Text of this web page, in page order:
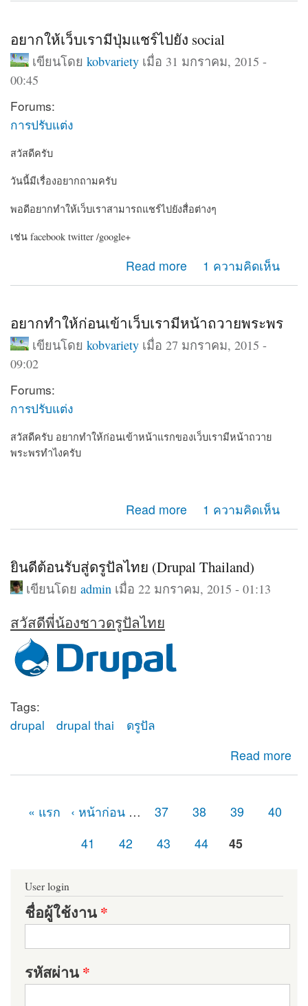
อยากให้เว็บเรามีปุ่มแชร์ไปยัง social
เขียนโดย kobvarietyเมื่อ 31 มกราคม, 2015 -
00:45
Forums:
การปรับแต่ง
สวัสดีครับ
วันนี้มีเรื่องอยากถามครับ
พอดีอยากทำให้เว็บเราสามารถแชร์ไปยังสื่อต่างๆ
เช่น facebook twitter /google+
Read more
about อยากให้เว็บเรามีปุ่มแชร์ไปยัง social1 ความคิดเห็น
อยากทำให้ก่อนเข้าเว็บเรามีหน้าถวายพระพร
เขียนโดย kobvarietyเมื่อ 27 มกราคม, 2015 -
09:02
Forums:
การปรับแต่ง
สวัสดีครับ อยากทำให้ก่อนเข้าหน้าแรกของเว็บเรามีหน้าถวาย
พระพรทำไงครับ
Read more
about อยากทำให้ก่อนเข้าเว็บเรามีหน้าถวายพระพร
1 ความคิดเห็น
ยินดีต้อนรับสู่ดรูปัลไทย (Drupal Thailand)
เขียนโดยadmin เมื่อ 22 มกราคม, 2015 - 01:13
สวัสดีพี่น้องชาวดรูปัลไทย
Tags:
drupal
drupal thai
ดรูปัล
Read more
about ยินดีต้อนรับสู่ดรูปัลไทย (Drupal Thailand)
« แรก ‹ หน้าก่อน … 37 38 39
40
41
42 43 44 45
User login
ชื่อผู้ใช้งาน*
รหัสผ่าน*